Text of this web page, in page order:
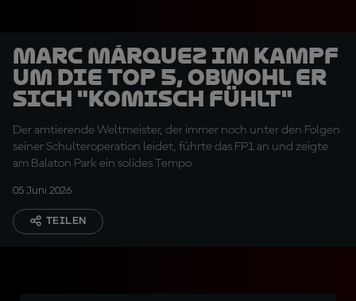
Marc Márquez im Kampf
um die Top 5, obwohl er
sich "komisch fühlt"
Der amtierende Weltmeister, der immer noch unter den Folgen
seiner Schulteroperation leidet, führte das FP1 an und zeigte
am Balaton Park ein solides Tempo
05 Juni 2026
TEILEN